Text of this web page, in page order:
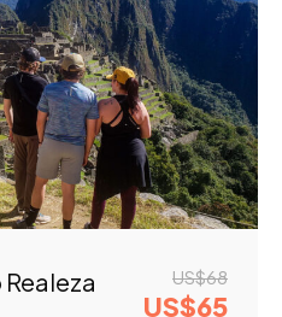
US$68
US$65